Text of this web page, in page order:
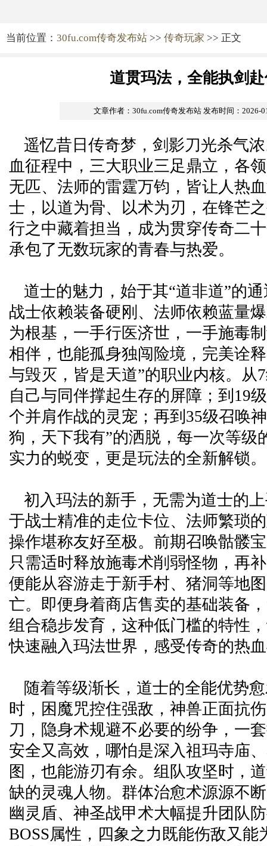
当前位置： 30fu.com传奇发布站 >> 传奇玩家 >> 正文
道贯玛法，全能执剑
文章作者：30fu.com传奇发布站 发布时间：2026-
遥忆昔日传奇梦，剑影刀光杀气
血征程中，三大职业三足鼎立，各
无匹、法师的雷霆万钧，皆让人热
士，以道为骨、以术为刃，在锋芒
行之中藏着担当，成为贯穿传奇二
承包了无数玩家的青春与热爱。
道士的魅力，始于其“道非道”的
战士依赖装备硬刚、法师依赖蓝量
为根基，一手行医济世，一手施毒
相伴，也能孤身独闯险境，完美诠
与毁灭，皆是天道”的职业内核。从
自己与同伴撑起生存的屏障；到19
个并肩作战的灵宠；再到35级召唤
狗，天下我有”的洒脱，每一次等级
实力的蜕变，更是玩法的全新解锁。
初入玛法的新手，无需为道士的
于战士精准的走位卡位、法师繁琐
操作堪称友好至极。前期召唤骷髅
只需适时释放施毒术削弱怪物，再
便能从容游走于新手村、猪洞等地
亡。即便身着商店售卖的基础装备
组合稳步发育，这种低门槛的特性
快速融入玛法世界，感受传奇的热
随着等级渐长，道士的全能优势
时，困魔咒控住强敌，神兽正面抗
刀，隐身术规避不必要的纷争，一
安全又高效，哪怕是深入祖玛寺庙
图，也能游刃有余。组队攻坚时，
缺的灵魂人物。群体治愈术源源不
幽灵盾、神圣战甲术大幅提升团队
BOSS属性，四象之力既能伤敌又能